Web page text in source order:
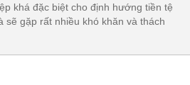
khá đặc biệt cho định hướng tiền tệ
gặp rất nhiều khó khăn và thách